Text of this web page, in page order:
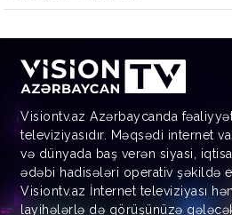
Visiontv.az Azərbaycanda
televiziyasıdır. Məqsədi internet
və dünyada baş verən siyasi,
ədəbi hadisələri operativ şəkildə
Visiontv.az İnternet televiziyası
layihələrlə də görüşünüzə